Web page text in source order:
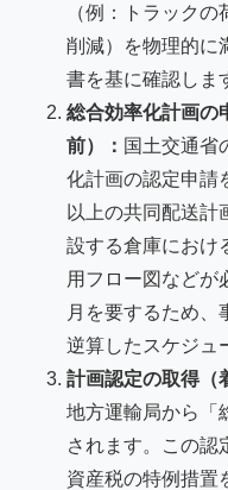
（例：トラック
削減）を物理的に
書を基に確認しま
総合効率化計画の
前）： 国土交通省
化計画の認定申請
以上の共同配送計
設する倉庫におけ
用フロー図などが
月を要するため、
逆算したスケジュ
計画認定の取得（
地方運輸局から「
されます。この認
資産税の特例措置